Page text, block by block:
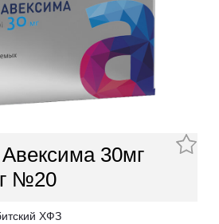
30мг
№20
ХФЗ